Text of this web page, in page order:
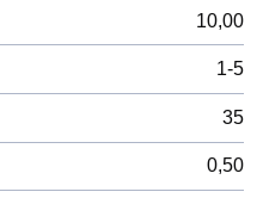
10,00
1-5
35
0,50